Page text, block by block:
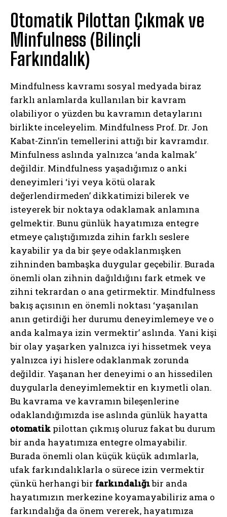
Otomatik Pilottan Çıkmak ve
Minfulness (Bilinçli
Farkındalık)
Mindfulness kavramı sosyal medyada biraz
farklı anlamlarda kullanılan bir kavram
olabiliyor o yüzden bu kavramın detaylarını
birlikte inceleyelim. Mindfulness Prof. Dr. Jon
Kabat-Zinn’in temellerini attığı bir kavramdır.
Minfulness aslında yalnızca ‘anda kalmak’
değildir. Mindfulness yaşadığımız o anki
deneyimleri ‘iyi veya kötü olarak
değerlendirmeden’ dikkatimizi bilerek ve
isteyerek bir noktaya odaklamak anlamına
gelmektir. Bunu günlük hayatımıza entegre
etmeye çalıştığımızda zihin farklı seslere
kayabilir ya da bir şeye odaklanmışken
zihninden bambaşka duygular geçebilir. Burada
önemli olan zihnin dağıldığını fark etmek ve
zihni tekrardan o ana getirmektir. Mindfulness
bakış açısının en önemli noktası ‘yaşanılan
anın getirdiği her durumu deneyimlemeye ve o
anda kalmaya izin vermektir’ aslında. Yani kişi
bir olay yaşarken yalnızca iyi hissetmek veya
yalnızca iyi hislere odaklanmak zorunda
değildir. Yaşanan her deneyimi o an hissedilen
duygularla deneyimlemektir en kıymetli olan.
Bu kavrama ve kavramın bileşenlerine
odaklandığımızda ise aslında günlük hayatta
otomatik pilottan çıkmış oluruz fakat bu durum
bir anda hayatımıza entegre olmayabilir.
Burada önemli olan küçük küçük adımlarla,
ufak farkındalıklarla o sürece izin vermektir
çünkü herhangi bir farkındalığıbir anda
hayatımızın merkezine koyamayabiliriz ama o
farkındalığa da önem vererek, hayatımıza